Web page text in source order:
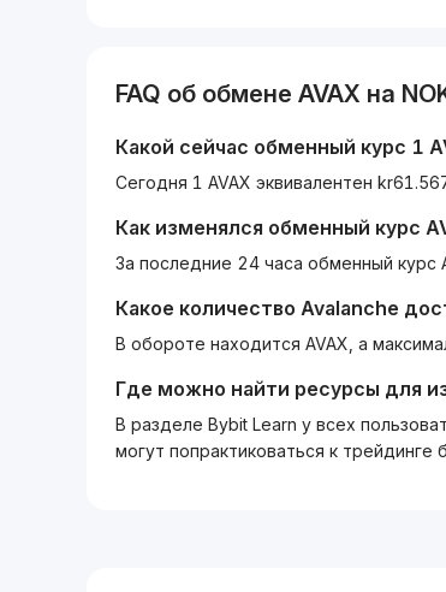
FAQ об обмене AVAX на
Какой сейчас обменный курс 1
Сегодня 1 AVAX эквивалентен
Как изменялся обменный курс
За последние 24 часа обменный курс
Какое количество Avalanche
В обороте находится AVAX, а
Где можно найти ресурсы для
В разделе Bybit Learn у всех
могут попрактиковаться к